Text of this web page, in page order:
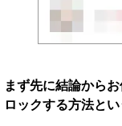
まず先に結論から
ロックする方法と